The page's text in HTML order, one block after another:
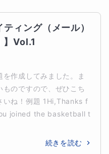
ィング（メール）
】Vol.1
作成してみました。ま
のですので、ぜひこち
いね！例題 1Hi,Thanks f
joined the basketball t
続きを読む